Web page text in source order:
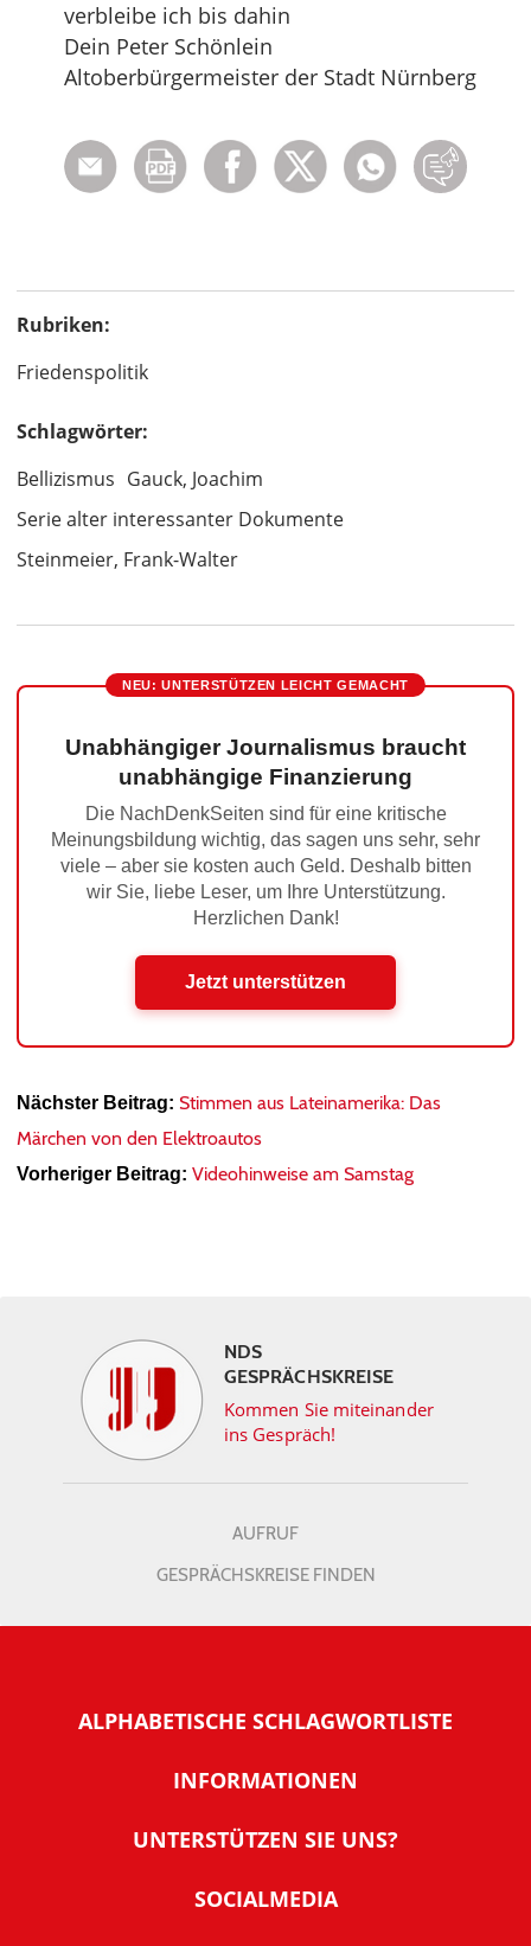
verbleibe ich bis dahin
Dein Peter Schönlein
Altoberbürgermeister der Stadt Nürnberg
Rubriken:
Friedenspolitik
Schlagwörter:
Bellizismus Gauck, Joachim
Serie alter interessanter Dokumente
Steinmeier, Frank-Walter
NEU: UNTERSTÜTZEN LEICHT GEMACHT
Unabhängiger Journalismus braucht
unabhängige Finanzierung
Die NachDenkSeiten sind für eine kritische
Meinungsbildung wichtig, das sagen uns sehr, sehr
viele – aber sie kosten auch Geld. Deshalb bitten
wir Sie, liebe Leser, um Ihre Unterstützung.
Herzlichen Dank!
Jetzt unterstützen
Nächster Beitrag: Stimmen aus Lateinamerika: Das
Märchen von den Elektroautos
Vorheriger Beitrag: Videohinweise am Samstag
NDS
GESPRÄCHSKREISE
Kommen Sie miteinander
ins Gespräch!
AUFRUF
GESPRÄCHSKREISE FINDEN
ALPHABETISCHE SCHLAGWORTLISTE
INFORMATIONEN
Warum NachDenkSeiten
Tipps zur Nutzung der NachDenkSeiten
UNTERSTÜTZEN SIE UNS?
SOCIALMEDIA